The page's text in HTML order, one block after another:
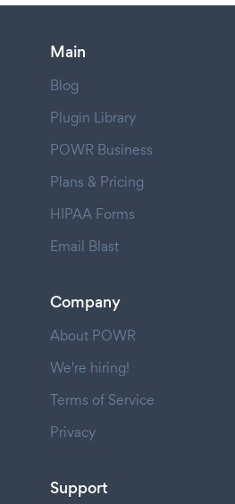
Main
Blog
Plugin Library
POWR Business
Plans & Pricing
HIPAA Forms
Email Blast
Company
About POWR
We're hiring!
Terms of Service
Privacy
Support